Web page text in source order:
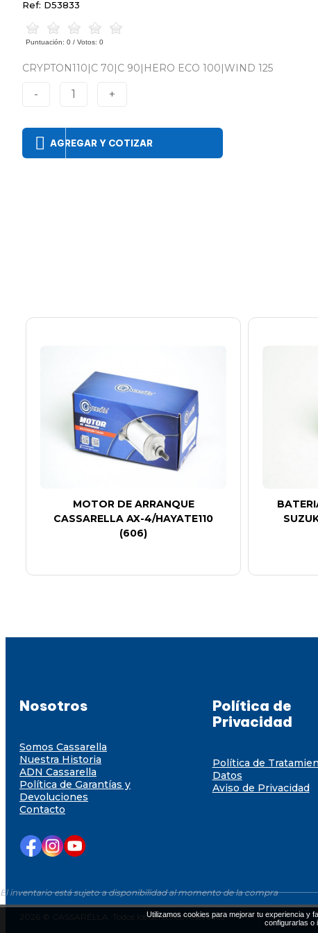
Ref: D53833
Puntuación: 0 / Votos: 0
CRYPTON110|C 70|C 90|HERO ECO 100|WIND 125
- 1 +
AGREGAR Y COTIZAR
El inventario está sujeto a disponibilidad al momento de la compra
MOTOR DE ARRANQUE
CASSARELLA AX-4/HAYATE110
(606)
Nosotros
Somos Cassarella
Nuestra Historia
ADN Cassarella
Política de Garantías y
Devoluciones
Contacto
Política de
Privacidad
Política de
Datos
Aviso de Privacidad
2026 © CASSARELLA. Todos los derechos resevadosUtilizamos cookies para mejorar tu experiencia y
configurarlas o